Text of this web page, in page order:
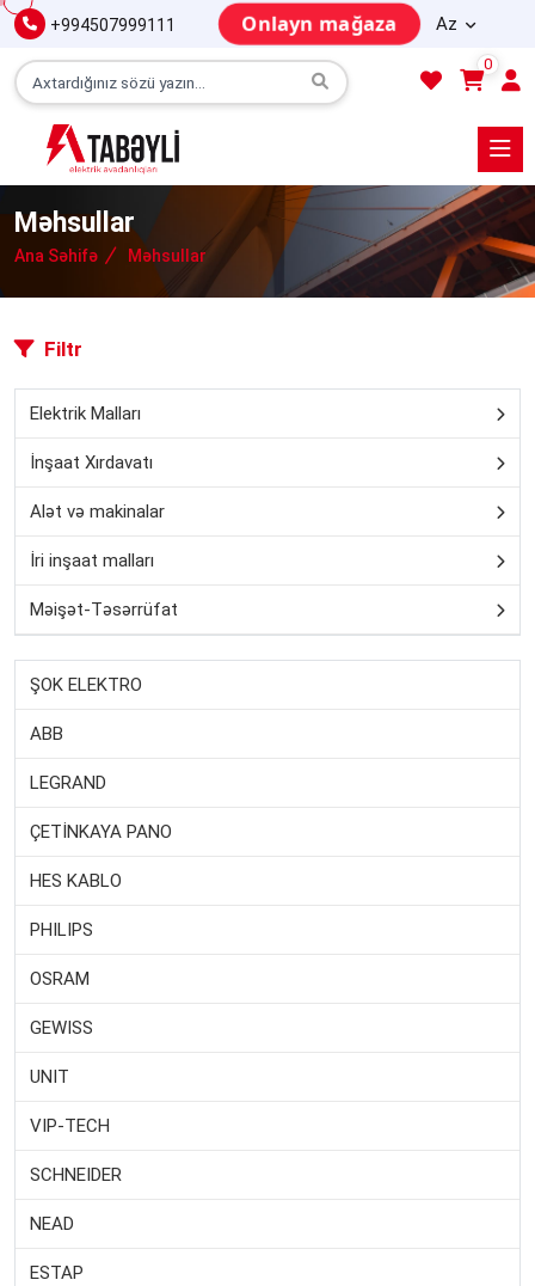
+994507999111 Onlayn mağaza Az
0
Məhsullar
Ana Səhifə Məhsullar
Filtr
Elektrik Malları
İnşaat Xırdavatı
Alət və makinalar
İri inşaat malları
Məişət-Təsərrüfat
ŞOK ELEKTRO
ABB
LEGRAND
ÇETİNKAYA PANO
HES KABLO
PHILIPS
OSRAM
GEWISS
UNIT
VIP-TECH
SCHNEIDER
NEAD
ESTAP